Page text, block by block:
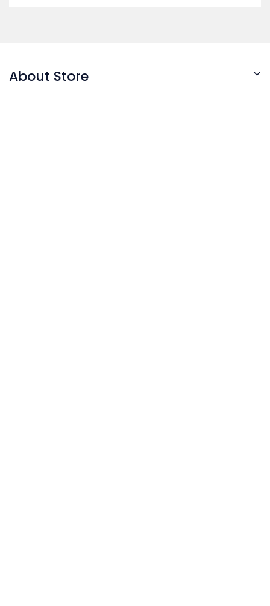
About Store